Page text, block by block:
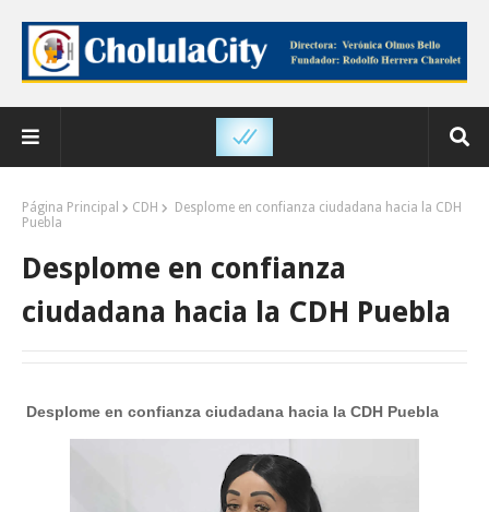
Página Principal CDH
Desplome en confianza ciudadana hacia la CDH
Puebla
Desplome en confianza
ciudadana hacia la CDH Puebla
Desplome en confianza ciudadana hacia la CDH Puebla